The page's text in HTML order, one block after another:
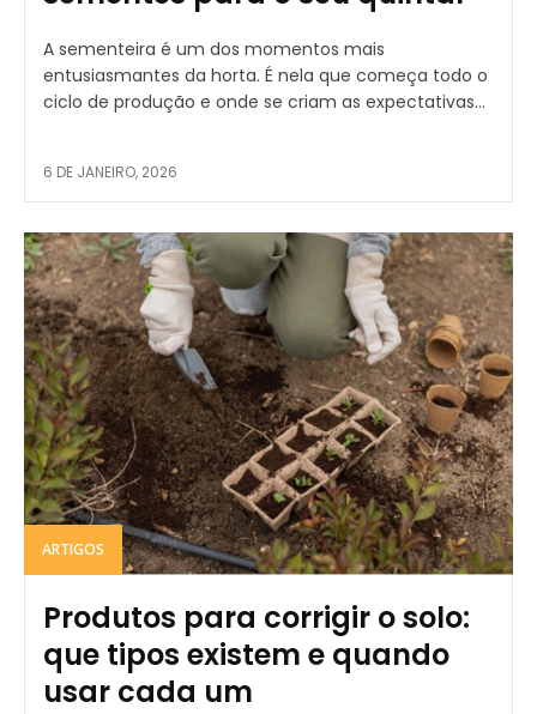
A sementeira é um dos momentos mais
entusiasmantes da horta. É nela que começa todo o
ciclo de produção e onde se criam as expectativas...
6 DE JANEIRO, 2026
ARTIGOS
Produtos para corrigir o solo:
que tipos existem e quando
usar cada um